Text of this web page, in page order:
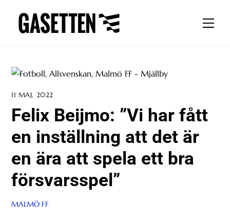
content
11 MAJ, 2022
Felix Beijmo: ”Vi har fått
en inställning att det är
en ära att spela ett bra
försvarsspel”
MALMÖ FF